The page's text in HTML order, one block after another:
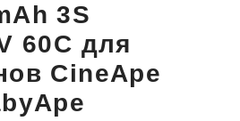
3S
60C для
CineApe